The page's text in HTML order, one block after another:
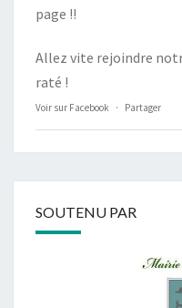
page !!
Allez vite rejoindre
raté !
Voir sur Facebook · Partager
SOUTENU PAR